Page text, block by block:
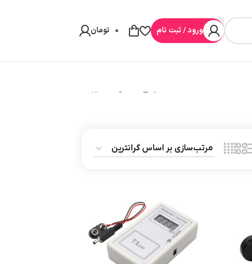
ورود / ثبت نام 0 تومان
نمایش 1–12 از 27 نتیجه